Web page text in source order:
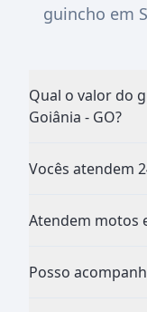
guincho em
Qual o valor do
Goiânia - GO?
Vocês atendem
Atendem motos
Posso